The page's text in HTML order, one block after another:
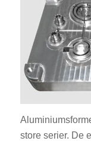
store serier. De